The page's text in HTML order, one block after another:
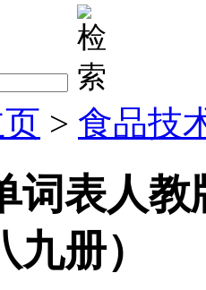
> 食品技
词表人
册）